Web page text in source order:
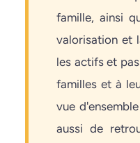
famille, ainsi
valorisation et
les actifs et
familles et à
vue
aussi de